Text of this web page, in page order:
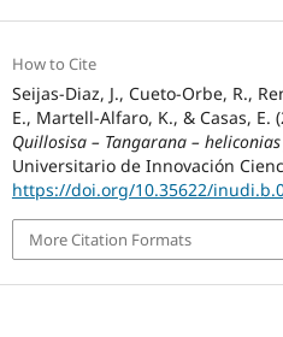
How to Cite
Seijas-Diaz, J., Cueto-Orbe, R.,
E., Martell-Alfaro, K., & Casas, E.
Quillosisa – Tangarana –
Universitario de Innovación
https://doi.org/10.35622/
More Citation Formats